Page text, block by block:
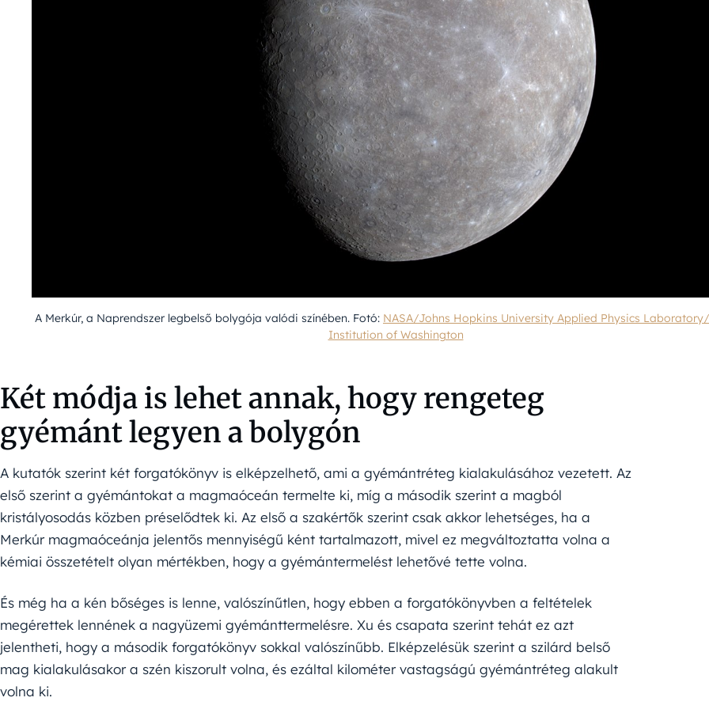
A Merkúr, a Naprendszer legbelső bolygója valódi színében. Fotó: NASA/Johns Hopkins University Applied Physics
Institution of Washington
Két módja is lehet annak, hogy rengeteg
gyémánt legyen a bolygón
A kutatók szerint két forgatókönyv is elképzelhető, ami a gyémántréteg kialakulásához vezetett. Az
első szerint a gyémántokat a magmaóceán termelte ki, míg a második szerint a magból
kristályosodás közben préselődtek ki. Az első a szakértők szerint csak akkor lehetséges, ha a
Merkúr magmaóceánja jelentős mennyiségű ként tartalmazott, mivel ez megváltoztatta volna a
kémiai összetételt olyan mértékben, hogy a gyémántermelést lehetővé tette volna.
És még ha a kén bőséges is lenne, valószínűtlen, hogy ebben a forgatókönyvben a feltételek
megérettek lennének a nagyüzemi gyémánttermelésre. Xu és csapata szerint tehát ez azt
jelentheti, hogy a második forgatókönyv sokkal valószínűbb. Elképzelésük szerint a szilárd belső
mag kialakulásakor a szén kiszorult volna, és ezáltal kilométer vastagságú gyémántréteg alakult
volna ki.